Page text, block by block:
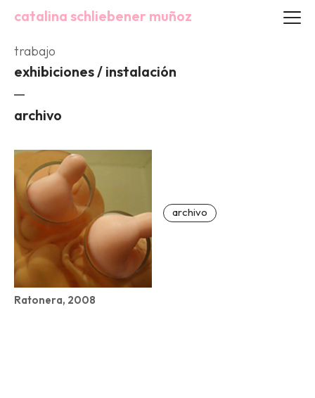
catalina schliebener muñoz
trabajo
exhibiciones / instalación
archivo
Ratonera, 2008
archivo